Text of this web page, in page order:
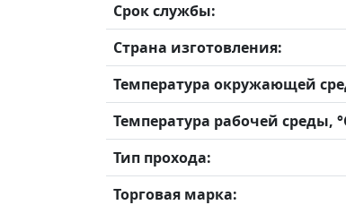
Срок службы:
Страна изготовления:
Температура окружающей
Температура рабочей среды,
Тип прохода:
Торговая марка: